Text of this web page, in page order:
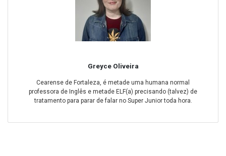
Greyce Oliveira
Cearense de Fortaleza, é metade uma humana normal
professora de Inglês e metade ELF(a) precisando (talvez) de
tratamento para parar de falar no Super Junior toda hora.